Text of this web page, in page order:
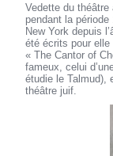
Vedette du
pendant la
New York depuis
été écrits pour
« The Cantor of
fameux, celui
étudie le Talmud),
théâtre juif.